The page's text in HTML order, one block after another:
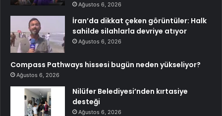
Ağustos 6, 2026
İran’da dikkat çeken görüntüler: Halk
sahilde silahlarla devriye atıyor
Ağustos 6, 2026
Compass Pathways hissesi bugün neden yükseliyor?
Ağustos 6, 2026
Nilüfer Belediyesi’nden kırtasiye
desteği
Ağustos 6, 2026